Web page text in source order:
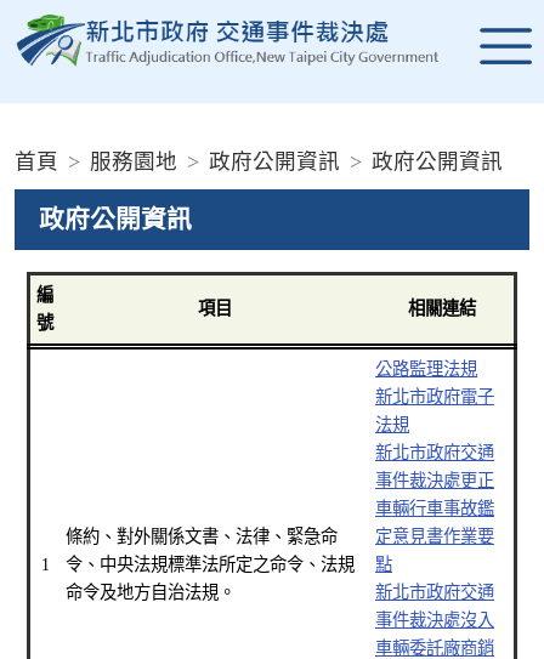
進入內容區塊
首頁 服務園地 政府公開資訊 政府公開資訊
政府公開資訊
編
號
項目 相關連結
1
條約、對外關係文書、法律、緊急命
令、中央法規標準法所定之命令、法規
命令及地方自治法規。
公路監理法規
新北市政府電子
法規
新北市政府交通
事件裁決處更正
車輛行車事故鑑
定意見書作業要
點
新北市政府交通
事件裁決處沒入
車輛委託廠商銷